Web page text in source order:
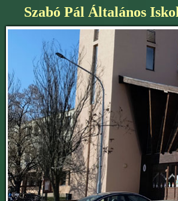
Szabó Pál Általános